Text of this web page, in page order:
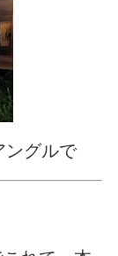
ングルで